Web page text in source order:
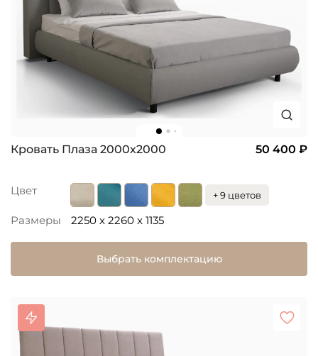
Кровать Плаза 2000х2000 50 400 ₽
Цвет + 9 цветов
Размеры 2250 x 2260 x 1135
Выбрать комплектацию